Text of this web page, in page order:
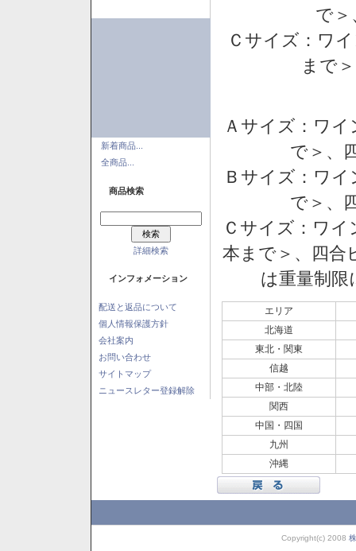
新着商品...
全商品...
商品検索
詳細検索
インフォメーション
配送と返品について
個人情報保護方針
会社案内
お問い合わせ
サイトマップ
ニュースレター登録解除
で
Ｃサイズ：ワ
まで
Ａサイズ：ワ
で＞、
Ｂサイズ：ワ
で＞、
Ｃサイズ：ワイ
本まで＞、四
は重量制
エリア
北海道
東北・関東
信越
中部・北陸
関西
中国・四国
九州
沖縄
Copyright(c) 2008